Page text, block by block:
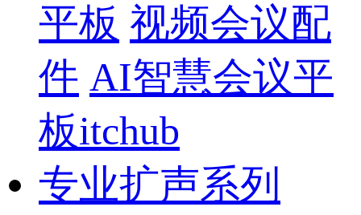
平板 视频会议配
件 AI智慧会议平
板itchub
专业扩声系列